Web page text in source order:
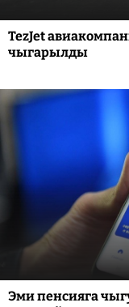
TezJet
чыгарылды
Эми пенсияга